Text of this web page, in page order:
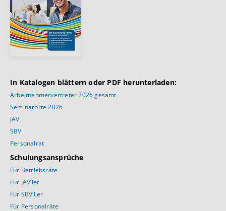
In Katalogen blättern oder PDF herunterladen:
Arbeitnehmervertreter 2026 gesamt
Seminarorte 2026
JAV
SBV
Personalrat
Schulungsansprüche
Für Betriebsräte
Für JAV’ler
Für SBV’Ler
Für Personalräte